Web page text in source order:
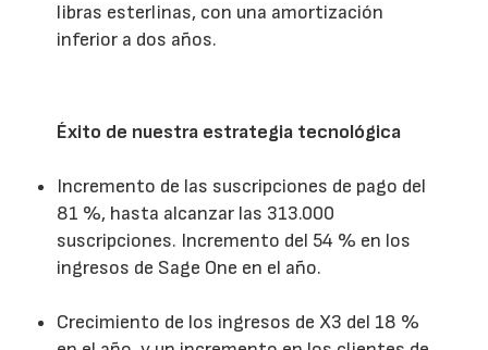
libras esterlinas, con una amortización
inferior a dos años.
Éxito de nuestra estrategia tecnológica
Incremento de las suscripciones de pago del
81 %, hasta alcanzar las 313.000
suscripciones. Incremento del 54 % en los
ingresos de Sage One en el año.
Crecimiento de los ingresos de X3 del 18 %